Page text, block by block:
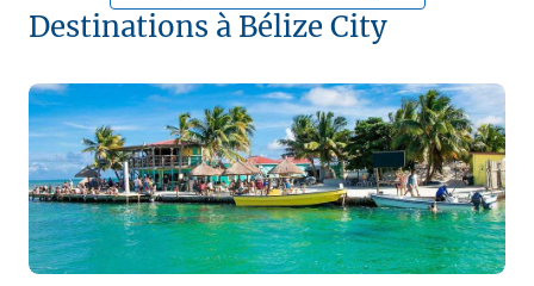
Destinations à Bélize City